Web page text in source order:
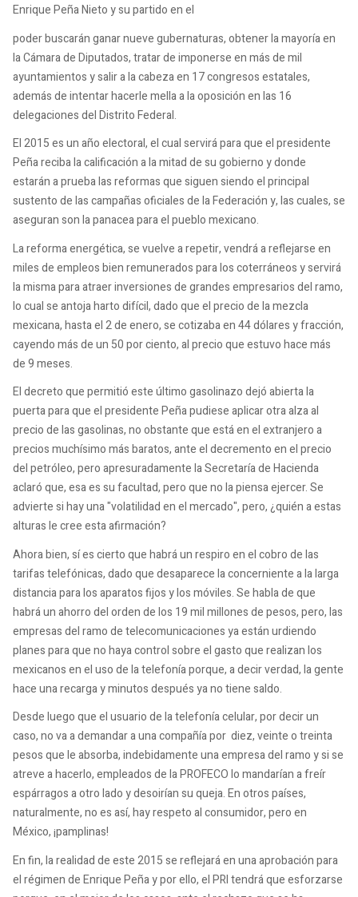
Enrique Peña Nieto y su partido en el
poder buscarán ganar nueve gubernaturas, obtener la mayoría en
la Cámara de Diputados, tratar de imponerse en más de mil
ayuntamientos y salir a la cabeza en 17 congresos estatales,
además de intentar hacerle mella a la oposición en las 16
delegaciones del Distrito Federal.
El 2015 es un año electoral, el cual servirá para que el presidente
Peña reciba la calificación a la mitad de su gobierno y donde
estarán a prueba las reformas que siguen siendo el principal
sustento de las campañas oficiales de la Federación y, las cuales, se
aseguran son la panacea para el pueblo mexicano.
La reforma energética, se vuelve a repetir, vendrá a reflejarse en
miles de empleos bien remunerados para los coterráneos y servirá
la misma para atraer inversiones de grandes empresarios del ramo,
lo cual se antoja harto difícil, dado que el precio de la mezcla
mexicana, hasta el 2 de enero, se cotizaba en 44 dólares y fracción,
cayendo más de un 50 por ciento, al precio que estuvo hace más
de 9 meses.
El decreto que permitió este último gasolinazo dejó abierta la
puerta para que el presidente Peña pudiese aplicar otra alza al
precio de las gasolinas, no obstante que está en el extranjero a
precios muchísimo más baratos, ante el decremento en el precio
del petróleo, pero apresuradamente la Secretaría de Hacienda
aclaró que, esa es su facultad, pero que no la piensa ejercer. Se
advierte si hay una "volatilidad en el mercado", pero, ¿quién a estas
alturas le cree esta afirmación?
Ahora bien, sí es cierto que habrá un respiro en el cobro de las
tarifas telefónicas, dado que desaparece la concerniente a la larga
distancia para los aparatos fijos y los móviles. Se habla de que
habrá un ahorro del orden de los 19 mil millones de pesos, pero, las
empresas del ramo de telecomunicaciones ya están urdiendo
planes para que no haya control sobre el gasto que realizan los
mexicanos en el uso de la telefonía porque, a decir verdad, la gente
hace una recarga y minutos después ya no tiene saldo.
Desde luego que el usuario de la telefonía celular, por decir un
caso, no va a demandar a una compañía por diez, veinte o treinta
pesos que le absorba, indebidamente una empresa del ramo y si se
atreve a hacerlo, empleados de la PROFECO lo mandarían a freír
espárragos a otro lado y desoirían su queja. En otros países,
naturalmente, no es así, hay respeto al consumidor, pero en
México, ¡pamplinas!
En fin, la realidad de este 2015 se reflejará en una aprobación para
el régimen de Enrique Peña y por ello, el PRI tendrá que esforzarse